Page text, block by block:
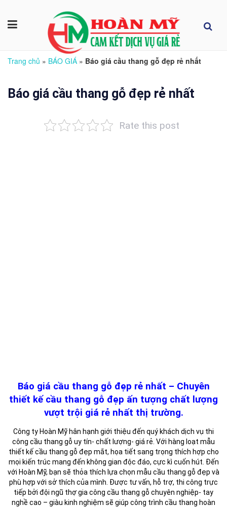
Trang chủ » BÁO GIÁ » Báo giá cầu thang gỗ đẹp rẻ nhất
Báo giá cầu thang gỗ đẹp rẻ nhất
Rate this post
Báo giá cầu thang gỗ đẹp rẻ nhất – Chuyên
thiết kế cầu thang gỗ đẹp ấn tượng chất lượng
vượt trội giá rẻ nhất thị trường.
Công ty Hoàn Mỹ hân hạnh giới thiệu đến quý khách dịch vụ thi
công cầu thang gỗ uy tín- chất lượng- giá rẻ. Với hàng loạt mẫu
thiết kế cầu thang gỗ đẹp mắt, họa tiết sang trọng thích hợp cho
mọi kiến trúc mang đến không gian độc đáo, cực kì cuốn hút. Đến
với Hoàn Mỹ, bạn sẽ thỏa thích lựa chọn mẫu cầu thang gỗ đẹp và
phù hợp với sở thích của mình. Được tư vấn, hỗ trợ, thi công trực
tiếp bởi đội ngũ thợ gia công cầu thang gỗ chuyên nghiệp- tay
nghề cao – giàu kinh nghiệm sẽ giúp công trình cầu thang hoàn